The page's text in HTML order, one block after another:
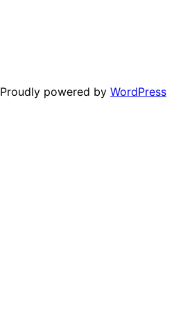
Proudly powered by WordPress